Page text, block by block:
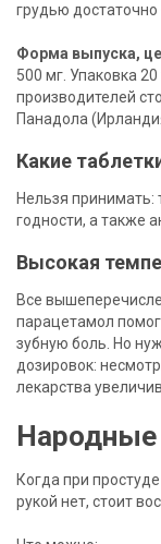
грудью
Форма выпуска,
500 мг. Упаковка
производителей
Панадола
Какие
Нельзя принимать:
годности, а также
Высокая
Все
парацетамол
зубную боль. Но
дозировок:
лекарства
Народные
Когда при
рукой нет, стоит